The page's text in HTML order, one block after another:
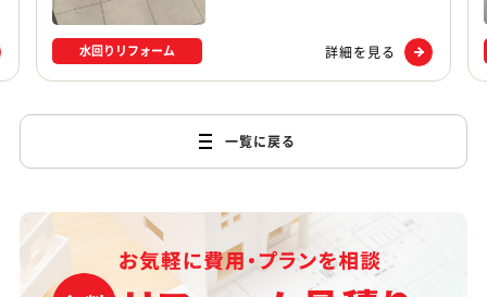
水回りリフォーム 詳細を見る
一覧に戻る